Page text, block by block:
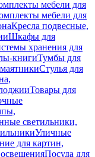
мебели для
мебели для
Кресла подвесные,
Шкафы для
хранения для
книгиТумбы для
Стулья для
Товары для
светильники,
Уличные
для картин,
Посуда для